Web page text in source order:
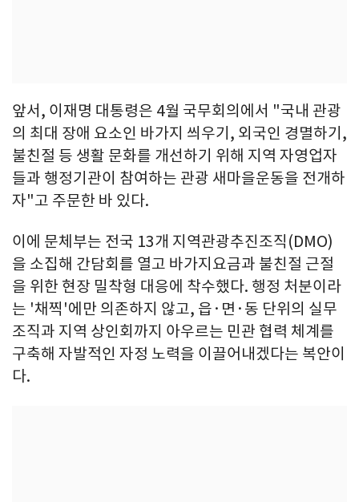
앞서, 이재명 대통령은 4월 국무회의에서 "국내 관광
의 최대 장애 요소인 바가지 씌우기, 외국인 경멸하기,
불친절 등 생활 문화를 개선하기 위해 지역 자영업자
들과 행정기관이 참여하는 관광 새마을운동을 전개하
자"고 주문한 바 있다.
이에 문체부는 전국 13개 지역관광추진조직(DMO)
을 소집해 간담회를 열고 바가지요금과 불친절 근절
을 위한 현장 밀착형 대응에 착수했다. 행정 처분이라
는 '채찍'에만 의존하지 않고, 읍·면·동 단위의 실무
조직과 지역 상인회까지 아우르는 민관 협력 체계를
구축해 자발적인 자정 노력을 이끌어내겠다는 복안이
다.